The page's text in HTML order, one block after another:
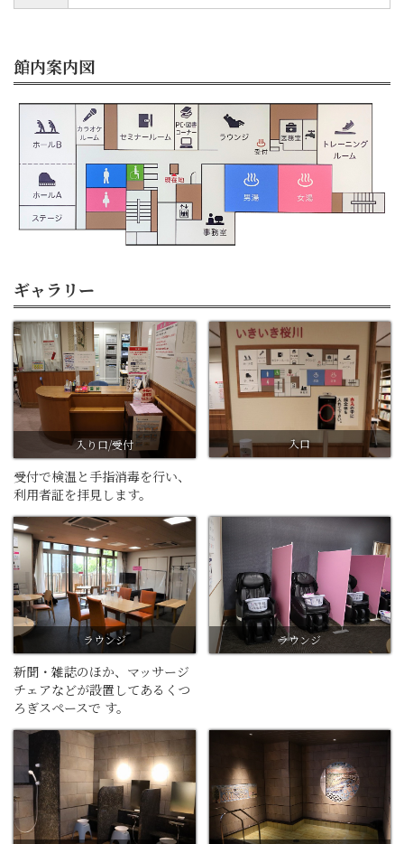
館内案内図
ギャラリー
入り口/受付
受付で検温と手指消毒を行い、
利用者証を拝見します。
入口
ラウンジ
新聞・雑誌のほか、マッサージ
チェアなどが設置してあるくつ
ろぎスペースで す。
ラウンジ